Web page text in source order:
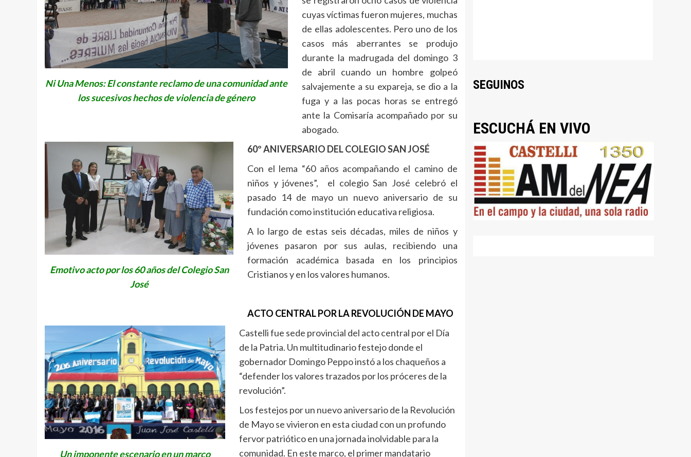
Ni Una Menos: El constante reclamo de una comunidad ante
los sucesivos hechos de violencia de género
cuyas víctimas fueron mujeres, muchas
de ellas adolescentes. Pero uno de los
casos más aberrantes se produjo
durante la madrugada del domingo 3
de abril cuando un hombre golpeó
salvajemente a su expareja, se dio a la
fuga y a las pocas horas se entregó
ante la Comisaría acompañado por su
abogado.
Emotivo acto por los 60 años del Colegio San
José
60º ANIVERSARIO DEL COLEGIO SAN JOSÉ
Con el lema “60 años acompañando el camino de
niños y jóvenes”, el colegio San José celebró el
pasado 14 de mayo un nuevo aniversario de su
fundación como institución educativa religiosa.
A lo largo de estas seis décadas, miles de niños y
jóvenes pasaron por sus aulas, recibiendo una
formación académica basada en los principios
Cristianos y en los valores humanos.
ACTO CENTRAL POR LA REVOLUCIÓN DE MAYO
Un imponente escenario en un marco
Castelli fue sede provincial del acto central por el Día
de la Patria. Un multitudinario festejo donde el
gobernador Domingo Peppo instó a los chaqueños a
“defender los valores trazados por los próceres de la
revolución”.
Los festejos por un nuevo aniversario de la Revolución
de Mayo se vivieron en esta ciudad con un profundo
fervor patriótico en una jornada inolvidable para la
comunidad. En este marco, el primer mandatario
SEGUINOS
ESCUCHÁ EN VIVO